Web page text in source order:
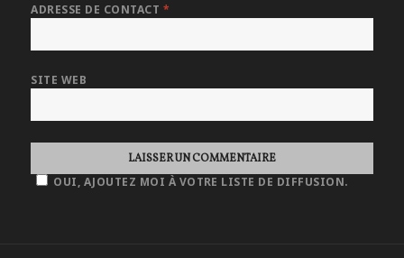
ADRESSE DE CONTACT *
SITE WEB
OUI, AJOUTEZ MOI À VOTRE LISTE DE DIFFUSION.